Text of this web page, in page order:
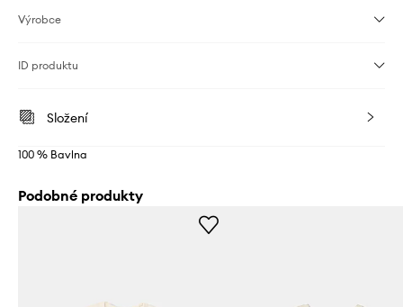
Výrobce
ID produktu
Složení
100 % Bavlna
Podobné produkty